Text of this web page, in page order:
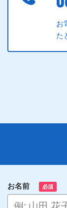
お
た
お名前 必須